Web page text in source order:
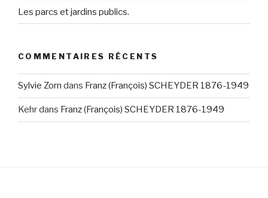
Les parcs et jardins publics.
COMMENTAIRES RÉCENTS
Sylvie Zorn dans Franz (François) SCHEYDER 1876-1949
Kehrdans Franz (François) SCHEYDER 1876-1949